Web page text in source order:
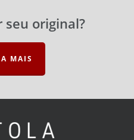
original?
MAIS